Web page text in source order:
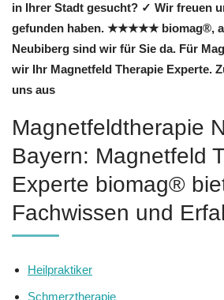
in Ihrer Stadt gesucht? ✓ Wir freuen
gefunden haben. ★★★★★ biomag®,
Neubiberg sind wir für Sie da. Für
wir Ihr Magnetfeld Therapie Experte.
uns aus
Magnetfeldtherapie
Bayern: Magnetfeld
Experte biomag®
Fachwissen und
Heilpraktiker
Schmerztherapie